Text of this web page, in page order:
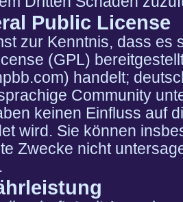
Public License
zur Kenntnis, dass es
(GPL)
handelt;
Community
keinen Einfluss auf
wird. Sie können
Zwecke nicht